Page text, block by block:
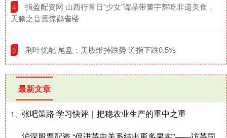
4
​指盈配资网 山西行首日“少女”谭晶带董宇辉吃非遗美食，
天籁之音震惊鹳雀楼
5 ​荆叶优配 尾盘：美股维持跌势 道指下跌0.5%
最新文章
1、 张吧策路 学习快评｜把稳农业生产的重中之重